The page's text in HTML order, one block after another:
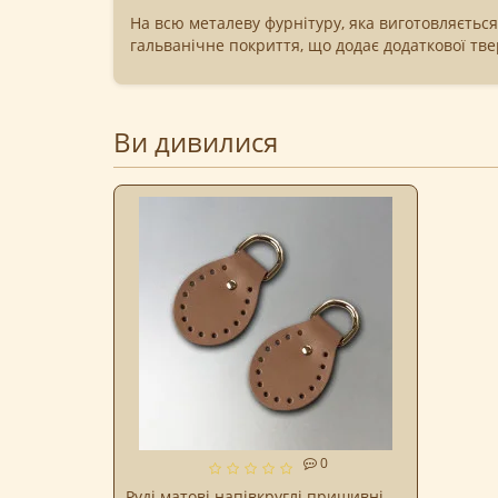
На всю металеву фурнітуру, яка
гальванічне покриття, що додає додаткової
Ви дивилися
0